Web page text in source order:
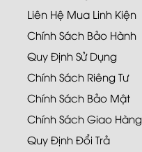
Liên Hệ Mua Linh Kiện
Chính Sách Bảo Hành
Quy Định Sử Dụng
Chính Sách Riêng Tư
Chính Sách Bảo Mật
Chính Sách Giao Hàng
Quy Định Đổi Trả